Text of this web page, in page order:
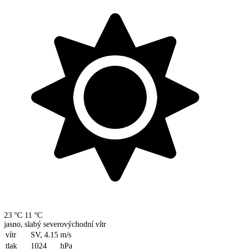
23 °C 11 °C
jasno, slabý severovýchodní vítr
vítr
SV, 4.15 m/s
tlak
1024
hPa